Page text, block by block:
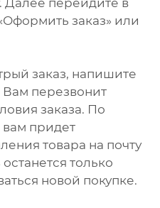
Далее перейдите в
заказ» или
заказ, напишите
перезвонит
заказа. По
вам придет
товара на почту
только
новой покупке.